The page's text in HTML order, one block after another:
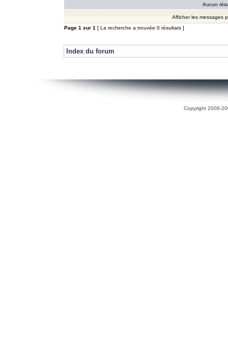
Aucun
Afficher les messages
Page 1 sur 1 [ La recherche a trouvée 0 résultats ]
Index du forum
Copyright 2006-